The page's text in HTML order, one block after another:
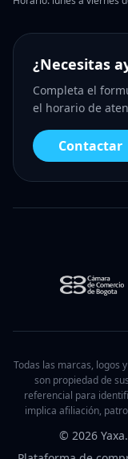
¿Necesitas
Completa el
el horario de
Contactar
Todas las marcas, logos
son propiedad de
referencial para
implica afiliación,
© 2026